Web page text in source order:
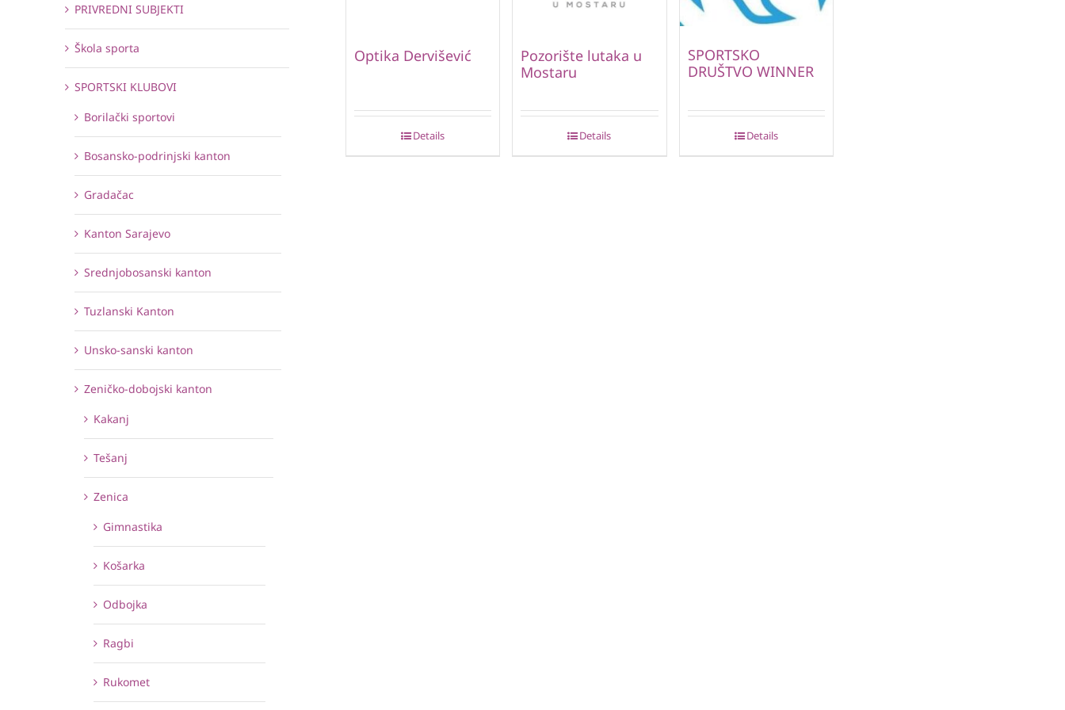
Optika Dervišević
Details
Pozorište lutaka u
Mostaru
Details
SPORTSKO
DRUŠTVO WINNER
Details
PRIVREDNI SUBJEKTI
Škola sporta
SPORTSKI KLUBOVI
Borilački sportovi
Bosansko-podrinjski kanton
Gradačac
Kanton Sarajevo
Srednjobosanski kanton
Tuzlanski Kanton
Unsko-sanski kanton
Zeničko-dobojski kanton
Kakanj
Tešanj
Zenica
Gimnastika
Košarka
Odbojka
Ragbi
Rukomet